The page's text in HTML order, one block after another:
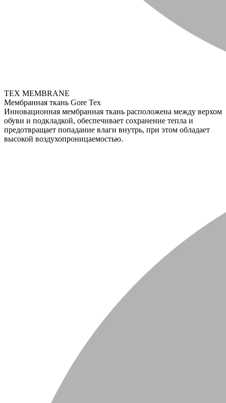
TEX MEMBRANE
Мембранная ткань Gore Tex
Инновационная мембранная ткань расположена между верхом
обуви и подкладкой, обеспечивает сохранение тепла и
предотвращает попадание влаги внутрь, при этом обладает
высокой воздухопроницаемостью.